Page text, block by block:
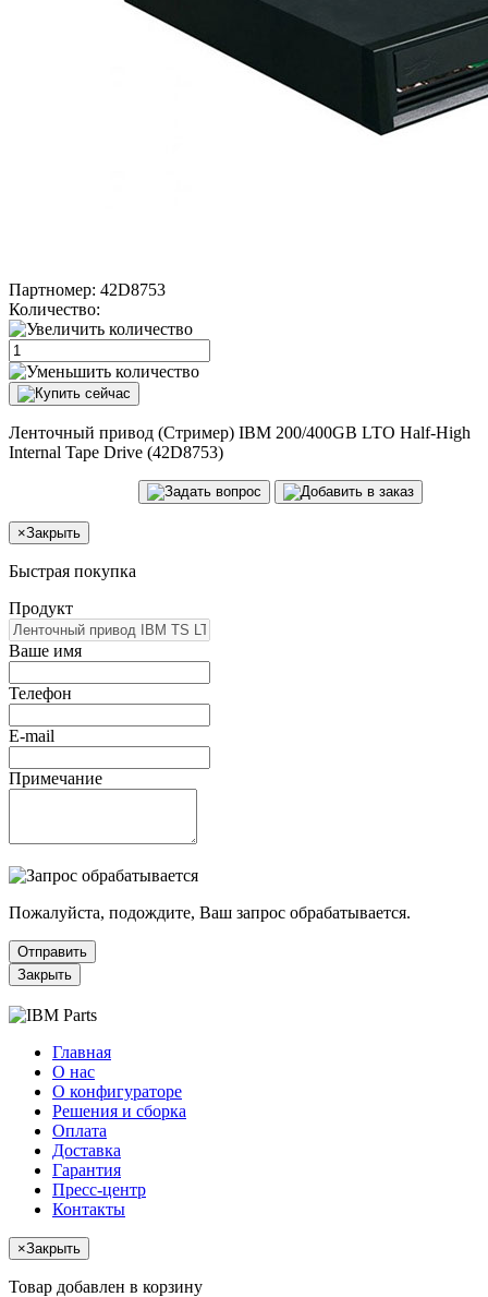
Партномер: 42D8753
Количество:
Ленточный привод (Стример) IBM 200/400GB LTO Half-High
Internal Tape Drive (42D8753)
×Закрыть
Быстрая покупка
Продукт
Ваше имя
Телефон
E-mail
Примечание
Пожалуйста, подождите, Ваш запрос обрабатывается.
Отправить
Закрыть
Главная
О нас
О конфигураторе
Решения и сборка
Оплата
Доставка
Гарантия
Пресс-центр
Контакты
×Закрыть
Товар добавлен в корзину